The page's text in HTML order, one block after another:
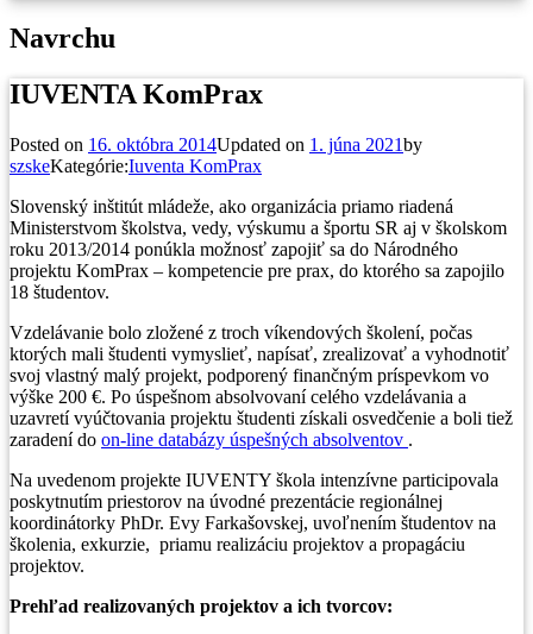
Navrchu
IUVENTA KomPrax
Posted on 16. októbra 2014Updated on 1. júna 2021by
szskeKategórie:Iuventa KomPrax
Slovenský inštitút mládeže, ako organizácia priamo riadená
Ministerstvom školstva, vedy, výskumu a športu SR aj v školskom
roku 2013/2014 ponúkla možnosť zapojiť sa do Národného
projektu KomPrax – kompetencie pre prax, do ktorého sa zapojilo
18 študentov.
Vzdelávanie bolo zložené z troch víkendových školení, počas
ktorých mali študenti vymyslieť, napísať, zrealizovať a vyhodnotiť
svoj vlastný malý projekt, podporený finančným príspevkom vo
výške 200 €. Po úspešnom absolvovaní celého vzdelávania a
uzavretí vyúčtovania projektu študenti získali osvedčenie a boli tiež
zaradení do on-line databázy úspešných absolventov .
Na uvedenom projekte IUVENTY škola intenzívne participovala
poskytnutím priestorov na úvodné prezentácie regionálnej
koordinátorky PhDr. Evy Farkašovskej, uvoľnením študentov na
školenia, exkurzie, priamu realizáciu projektov a propagáciu
projektov.
Prehľad realizovaných projektov a ich tvorcov: